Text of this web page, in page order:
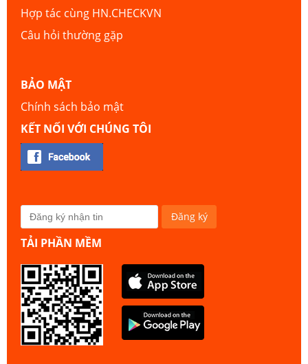
Hợp tác cùng HN.CHECKVN
Câu hỏi thường gặp
BẢO MẬT
Chính sách bảo mật
KẾT NỐI VỚI CHÚNG TÔI
TẢI PHẦN MỀM